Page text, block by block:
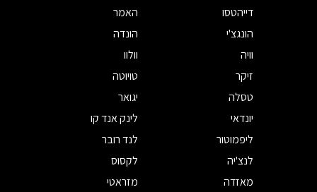
דייהטסו
האמר
הונגצ'י
הונדה
וויה
וולוו
זיקר
טויוטה
טסלה
יגואר
יונדאי
לינק אנד קו
ליפמוטור
לנד רובר
לנצ'יה
לקסוס
מאזדה
מזראטי